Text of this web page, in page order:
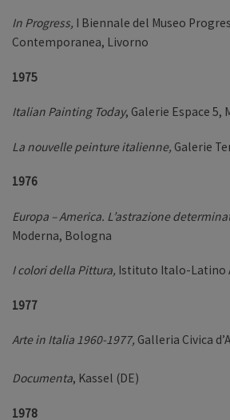
In Progress, I Biennale del Museo
Contemporanea, Livorno
1975
Italian Painting Today, Galerie Espace
La nouvelle peinture italienne, Galerie
1976
Europa – America. L’astrazione
Moderna, Bologna
I colori della Pittura, Istituto Italo-Latino
1977
Arte in Italia 1960-1977, Galleria Civica
Documenta, Kassel (DE)
1978